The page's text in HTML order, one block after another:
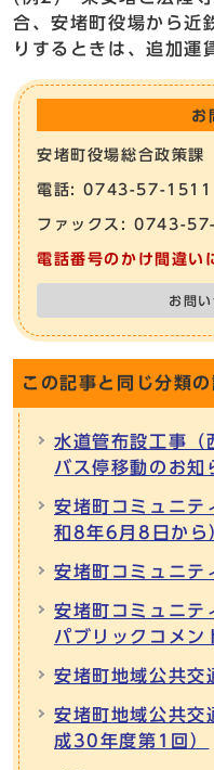
合、安堵町役場から近
りするときは、追加運
お
安堵町役場総合政策課
電話: 0743-57-1511
ファックス: 0743-
電話番号のかけ間違い
お問
この記事と同じ分類
水道管布設工事（
バス停移動のお知
安堵町コミュニテ
和8年6月8日から
安堵町コミュニテ
安堵町コミュニテ
パブリックコメン
安堵町地域公共交
安堵町地域公共交
成30年度第1回）